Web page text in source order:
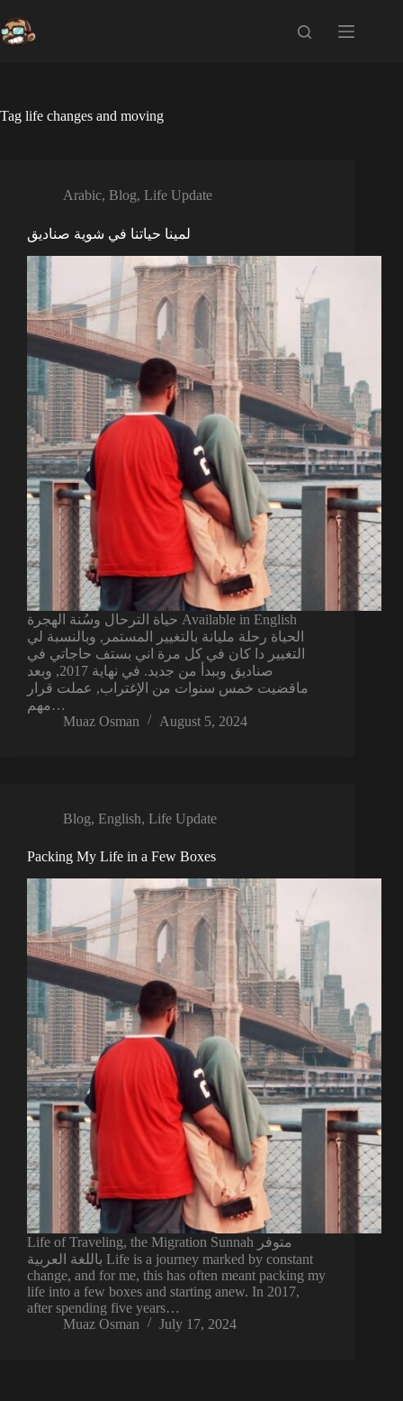
to
content
Tag life changes and moving
Arabic, Blog, Life Update
لمينا حياتنا في شوية صناديق
حياة الترحال وسُنة الهجرة Available in English
الحياة رحلة مليانة بالتغيير المستمر, وبالنسبة لي
التغيير دا كان في كل مرة اني بستف حاجاتي في
صناديق وببدأ من جديد. في نهاية 2017, وبعد
ماقضيت خمس سنوات من الإغتراب, عملت قرار
مهم…
Muaz Osman
August 5, 2024
Blog, English, Life Update
Packing My Life in a Few Boxes
Life of Traveling, the Migration Sunnah متوفر
باللغة العربية Life is a journey marked by constant
change, and for me, this has often meant packing my
life into a few boxes and starting anew. In 2017,
after spending five years…
Muaz Osman
July 17, 2024